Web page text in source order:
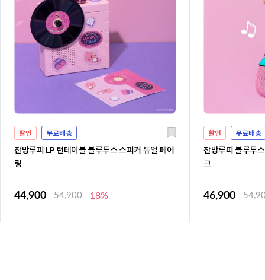
할인 무료배송
잔망루피 LP 턴테이블 블루투스 스피커 듀얼 페어
링
44,900 54,900 18%
할인 무료배송
잔망루피 블루투
크
46,900